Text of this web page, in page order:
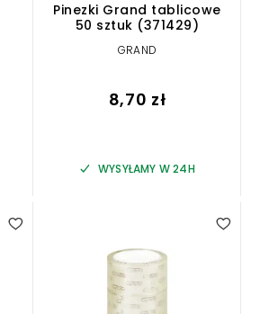
Pinezki Grand tablicowe
50 sztuk (371429)
GRAND
8,70 zł
WYSYŁAMY W 24H